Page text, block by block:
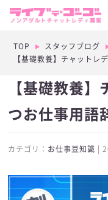
TOP スタッフブログ
【基礎教養】チャットレ
【基礎教養
つお仕事用語
カテゴリ： お仕事豆知識 |